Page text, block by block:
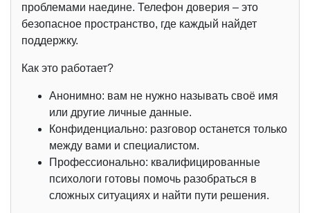
проблемами наедине. Телефон доверия – это
безопасное пространство, где каждый найдет
поддержку.
Как это работает?
Анонимно: вам не нужно называть своё имя
или другие личные данные.
Конфиденциально: разговор останется только
между вами и специалистом.
Профессионально: квалифицированные
психологи готовы помочь разобраться в
сложных ситуациях и найти пути решения.